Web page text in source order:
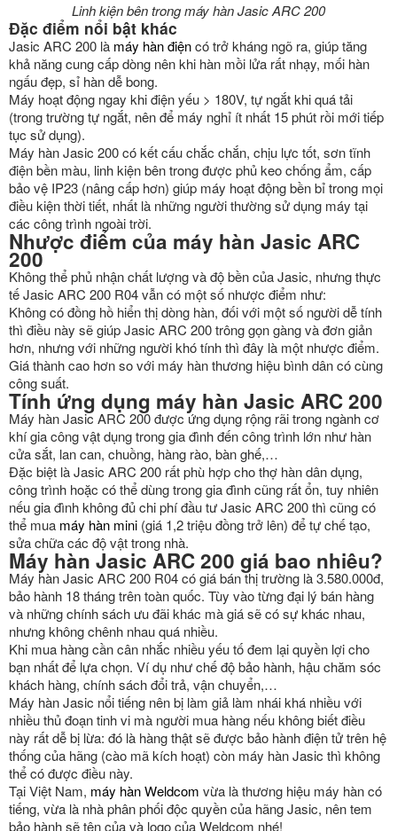
Linh kiện bên trong máy hàn Jasic ARC 200
Đặc điểm nổi bật khác
Jasic ARC 200 là máy hàn điệncó trở kháng ngõ ra, giúp tăng
khả năng cung cấp dòng nên khi hàn mồi lửa rất nhạy, mối hàn
ngấu đẹp, sỉ hàn dễ bong.
Máy hoạt động ngay khi điện yếu > 180V, tự ngắt khi quá tải
(trong trường tự ngắt, nên để máy nghỉ ít nhất 15 phút rồi mới tiếp
tục sử dụng).
Máy hàn Jasic 200 có kết cấu chắc chắn, chịu lực tốt, sơn tĩnh
điện bền màu, linh kiện bên trong được phủ keo chống ẩm, cấp
bảo vệ IP23 (nâng cấp hơn) giúp máy hoạt động bền bỉ trong mọi
điều kiện thời tiết, nhất là những người thường sử dụng máy tại
các công trình ngoài trời.
Nhược điểm của máy hàn Jasic ARC
200
Không thể phủ nhận chất lượng và độ bền của Jasic, nhưng thực
tế Jasic ARC 200 R04 vẫn có một số nhược điểm như:
Không có đồng hồ hiển thị dòng hàn, đối với một số người dễ tính
thì điều này sẽ giúp Jasic ARC 200 trông gọn gàng và đơn giản
hơn, nhưng với những người khó tính thì đây là một nhược điểm.
Giá thành cao hơn so với máy hàn thương hiệu bình dân có cùng
công suất.
Tính ứng dụng máy hàn Jasic ARC 200
Máy hàn Jasic ARC 200 được ứng dụng rộng rãi trong ngành cơ
khí gia công vật dụng trong gia đình đến công trình lớn như hàn
cửa sắt, lan can, chuồng, hàng rào, bàn ghế,…
Đặc biệt là Jasic ARC 200 rất phù hợp cho thợ hàn dân dụng,
công trình hoặc có thể dùng trong gia đình cũng rất ổn, tuy nhiên
nếu gia đình không đủ chi phí đầu tư Jasic ARC 200 thì cũng có
thể mua máy hàn mini (giá 1,2 triệu đồng trở lên) để tự chế tạo,
sửa chữa các độ vật trong nhà.
Máy hàn Jasic ARC 200 giá bao nhiêu?
Máy hàn Jasic ARC 200 R04 có giá bán thị trường là 3.580.000đ,
bảo hành 18 tháng trên toàn quốc. Tùy vào từng đại lý bán hàng
và những chính sách ưu đãi khác mà giá sẽ có sự khác nhau,
nhưng không chênh nhau quá nhiều.
Khi mua hàng cần cân nhắc nhiều yếu tố đem lại quyền lợi cho
bạn nhất để lựa chọn. Ví dụ như chế độ bảo hành, hậu chăm sóc
khách hàng, chính sách đổi trả, vận chuyển,…
Máy hàn Jasic nổi tiếng nên bị làm giả làm nhái khá nhiều với
nhiều thủ đoạn tinh vi mà người mua hàng nếu không biết điều
này rất dễ bị lừa: đó là hàng thật sẽ được bảo hành điện tử trên hệ
thống của hãng (cào mã kích hoạt) còn máy hàn Jasic thì không
thể có được điều này.
Tại Việt Nam, máy hàn Weldcom vừa là thương hiệu máy hàn có
tiếng, vừa là nhà phân phối độc quyền của hãng Jasic, nên tem
bảo hành sẽ tên của và logo của Weldcom nhé!